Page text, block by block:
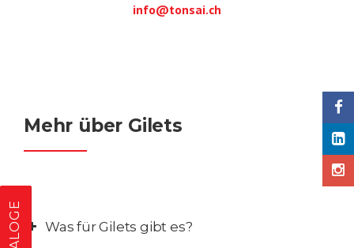
info@tonsai.ch
Mehr über Gilets
Was für Gilets gibt es?